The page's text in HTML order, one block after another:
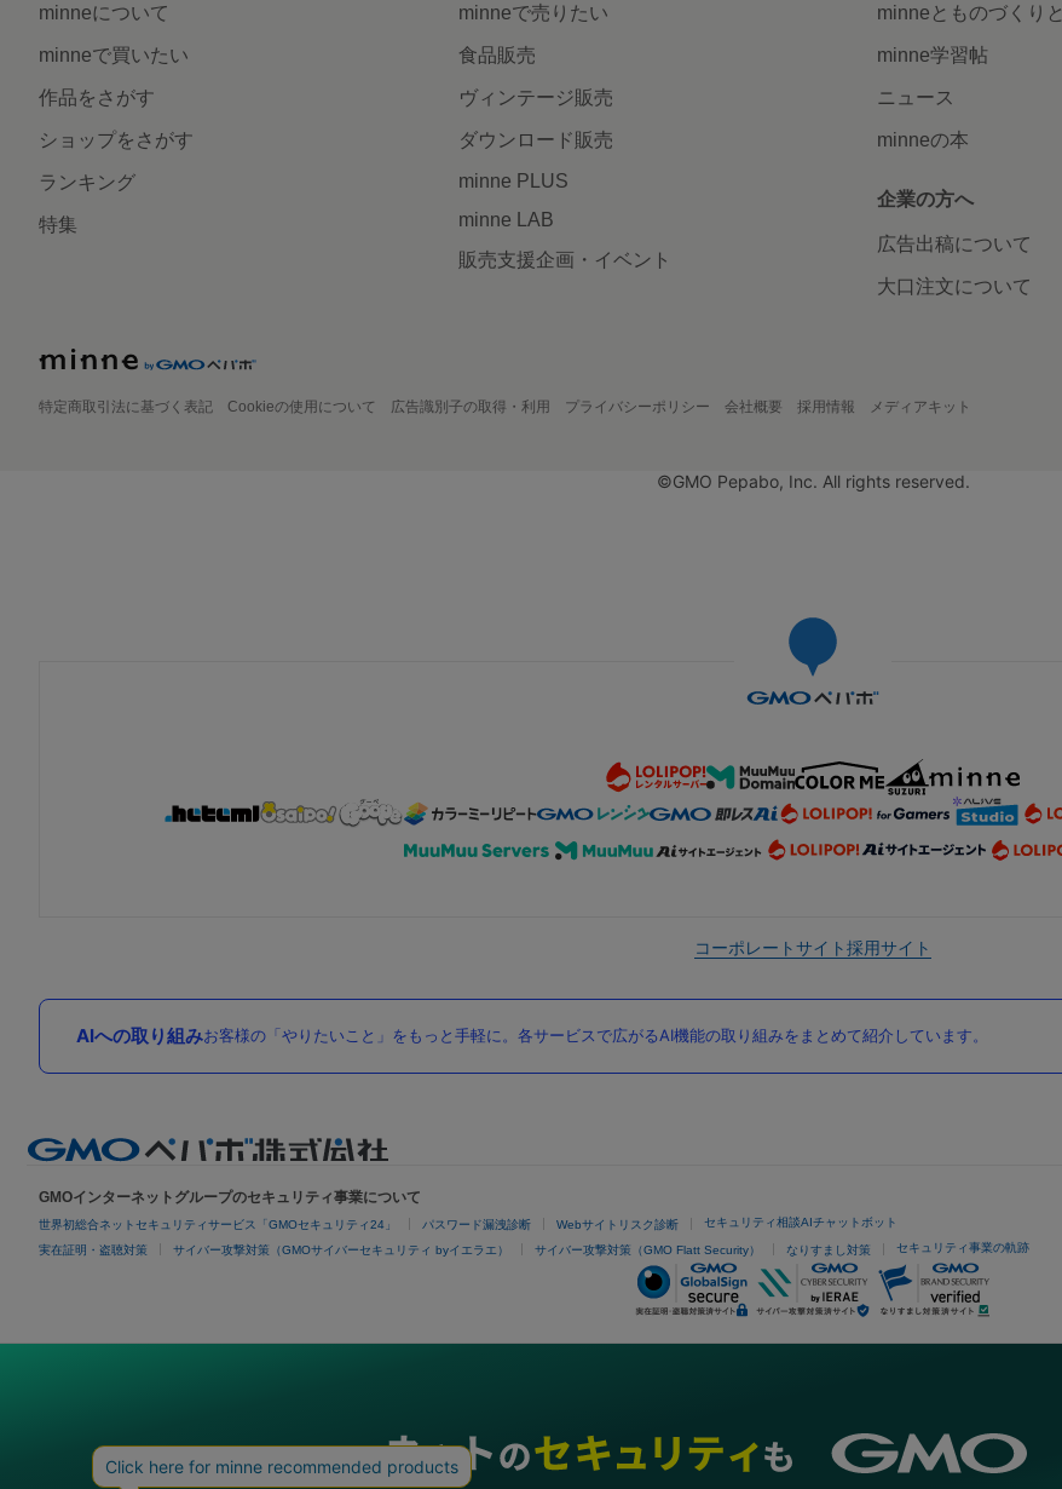
minneについて
minneで買いたい
作品をさがす
ショップをさがす
ランキング
特集
minneで売りたい
食品販売
ヴィンテージ販売
ダウンロード販売
minne PLUS
minne LAB
販売支援企画・イベント
minneとものづくりと
minne学習帖
ニュース
minneの本
企業の方へ
広告出稿について
大口注文について
特定商取引法に基づく表記 Cookieの使用について 広告識別子の取得・利用 プライバシーポリシー 会社概要 採用情報 メディアキット
©GMO Pepabo, Inc. All rights reserved.
コーポレートサイト採用サイト
AIへの取り組みお客様の「やりたいこと」をもっと手軽に。各サービスで広がるAI機能の取り組みをまとめて紹介しています。
GMOインターネットグループのセキュリティ事業について
世界初総合ネットセキュリティサービス「GMOセキュリティ24」 パスワード漏洩診断 Webサイトリスク診断 セキュリティ相談AIチャットボット
実在証明・盗聴対策 サイバー攻撃対策（GMOサイバーセキュリティ byイエラエ） サイバー攻撃対策（GMO Flatt Security） なりすまし対策 セキュリティ事業の軌跡